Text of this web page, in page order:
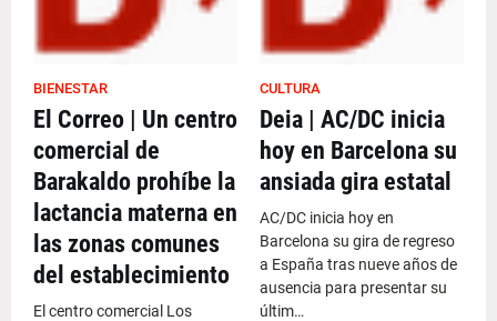
BIENESTAR
El Correo | Un centro
comercial de
Barakaldo prohíbe la
lactancia materna en
las zonas comunes
del establecimiento
El centro comercial Los
CULTURA
Deia | AC/DC inicia
hoy en Barcelona su
ansiada gira estatal
AC/DC inicia hoy en
Barcelona su gira de regreso
a España tras nueve años de
ausencia para presentar su
últim…